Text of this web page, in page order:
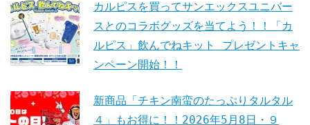
カルピスを買ってサンエックスユニバー
スとのコラボグッズを当てよう！！「カ
ルピス」飲んでねキット プレゼントキャ
ンペーン開始！！
新商品「チキン南蛮のたっぷりタルタル
４」もお得に！！2026年5月8日・９